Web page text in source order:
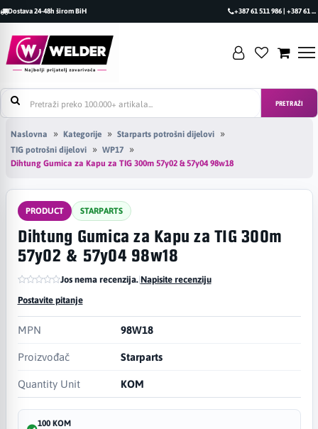
Dostava 24-48h širom BiH +387 61 511 986 | +387 61 493 470
PRETRAŽI
Naslovna Kategorije
Starparts potrošni dijelovi
TIG potrošni dijelovi
WP17
Dihtung Gumica za Kapu za TIG 300m 57y02 & 57y04 98w18
PRODUCT STARPARTS
Dihtung Gumica za Kapu za TIG 300m
57y02 & 57y04 98w18
Jos nema recenzija.|Napisite recenziju
Postavite pitanje
MPN 98W18
Proizvođač Starparts
Quantity Unit KOM
100 KOM